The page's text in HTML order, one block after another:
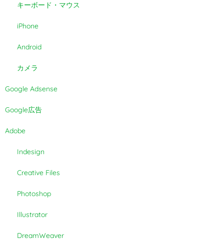
キーボード・マウス
iPhone
Android
カメラ
Google Adsense
Google広告
Adobe
Indesign
Creative Files
Photoshop
Illustrator
DreamWeaver